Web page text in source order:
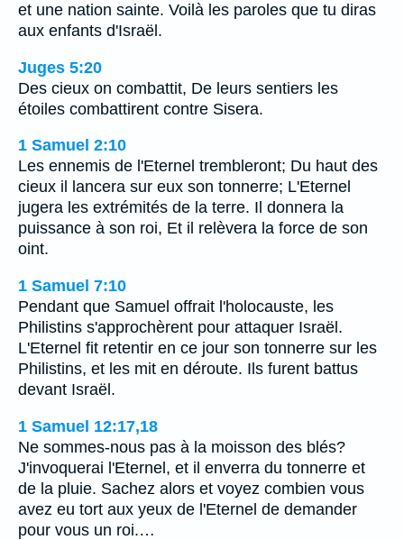
et une nation sainte. Voilà les paroles que tu diras
aux enfants d'Israël.
Juges 5:20
Des cieux on combattit, De leurs sentiers les
étoiles combattirent contre Sisera.
1 Samuel 2:10
Les ennemis de l'Eternel trembleront; Du haut des
cieux il lancera sur eux son tonnerre; L'Eternel
jugera les extrémités de la terre. Il donnera la
puissance à son roi, Et il relèvera la force de son
oint.
1 Samuel 7:10
Pendant que Samuel offrait l'holocauste, les
Philistins s'approchèrent pour attaquer Israël.
L'Eternel fit retentir en ce jour son tonnerre sur les
Philistins, et les mit en déroute. Ils furent battus
devant Israël.
1 Samuel 12:17,18
Ne sommes-nous pas à la moisson des blés?
J'invoquerai l'Eternel, et il enverra du tonnerre et
de la pluie. Sachez alors et voyez combien vous
avez eu tort aux yeux de l'Eternel de demander
pour vous un roi.…